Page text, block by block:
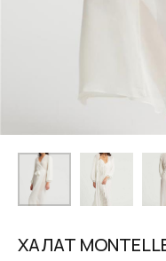
ХАЛАТ